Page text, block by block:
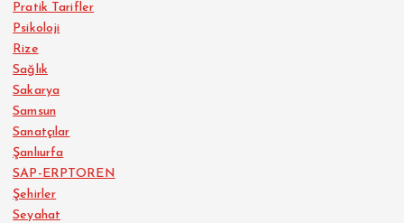
Pratik Tarifler
Psikoloji
Rize
Sağlık
Sakarya
Samsun
Sanatçılar
Şanlıurfa
SAP-ERPTOREN
Şehirler
Seyahat